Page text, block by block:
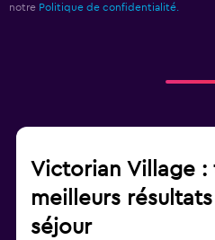
notre Politique de confidentialité.
Victorian Village :
meilleurs
séjour